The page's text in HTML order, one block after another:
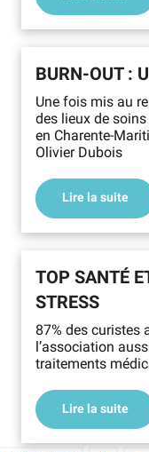
BURN-OUT :
Une fois mis au
des lieux de
en Charente-
Olivier Dubois
Lire la suite
TOP SANTÉ
STRESS
87% des curistes
l’association
traitements
Lire la suite